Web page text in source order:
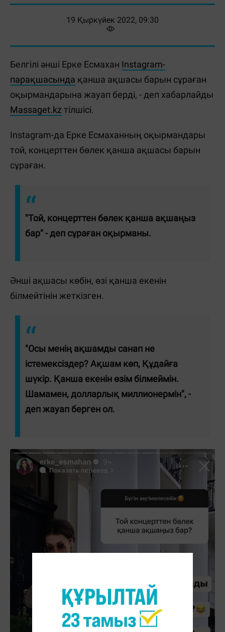
19 Қыркүйек 2022, 09:30
Белгілі әнші Ерке Есмахан Instagram-
парақшасында қанша ақшасы барын сұраған
оқырмандарына жауап берді, - деп хабарлайды
Massaget.kzтілшісі.
Instagram-да Ерке Есмаханның оқырмандары
той, концерттен бөлек қанша ақшасы барын
сұраған.
"Той, концерттен бөлек қанша ақшаңыз
бар" - деп сұраған оқырманы.
Әнші ақшасы көбін, өзі қанша екенін
білмейтінін жеткізген.
"Осы менің ақшамды санап не
істемексіздер? Ақшам көп, Құдайға
шүкір. Қанша екенін өзім білмеймін.
Шамамен, долларлық миллионермін", -
деп жауап берген ол.